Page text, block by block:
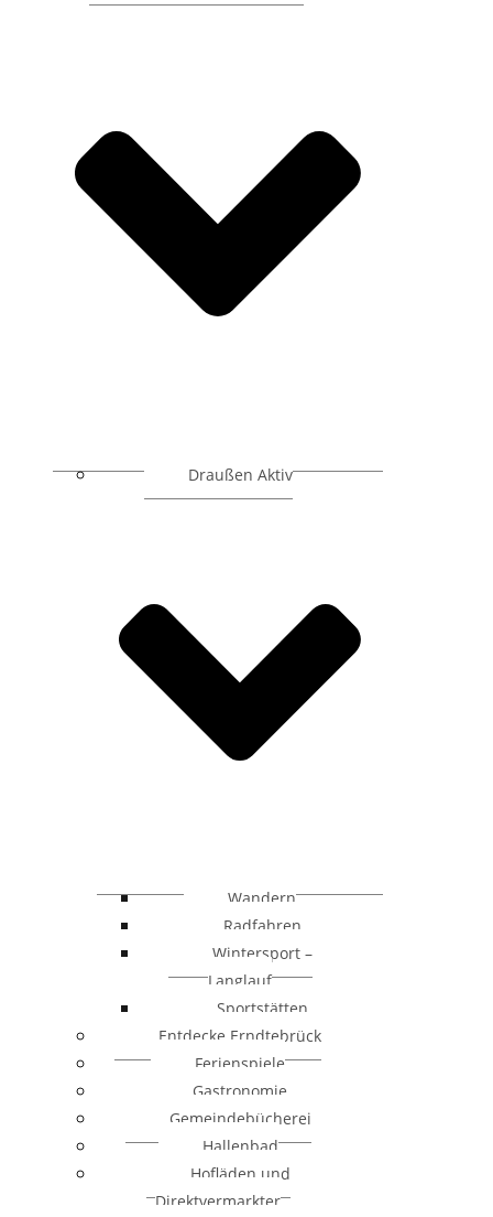
Draußen Aktiv
Wandern
Radfahren
Wintersport –
Langlauf
Sportstätten
Entdecke Erndtebrück
Ferienspiele
Gastronomie
Gemeindebücherei
Hallenbad
Hofläden und
Direktvermarkter